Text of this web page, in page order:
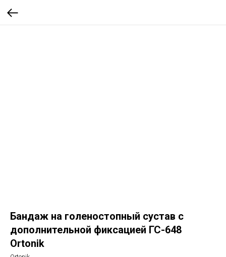
Бандаж на голеностопный сустав с
дополнительной фиксацией ГС-648
Ortonik